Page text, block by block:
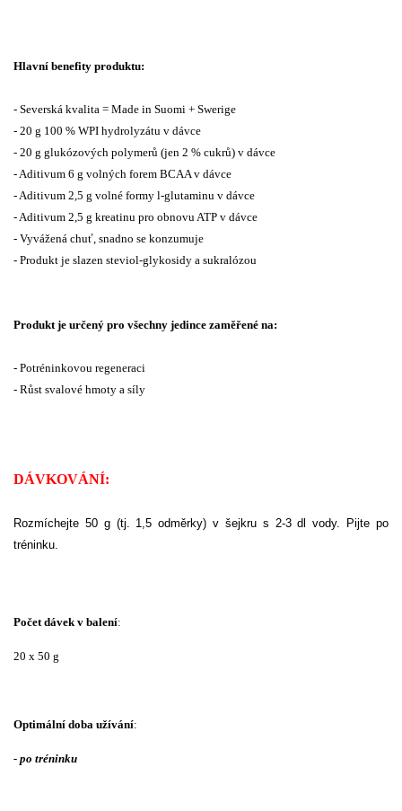
Hlavní benefity produktu:
- Severská kvalita = Made in Suomi + Swerige
- 20 g 100 % WPI hydrolyzátu v dávce
- 20 g glukózových polymerů (jen 2 % cukrů) v dávce
- Aditivum 6 g volných forem BCAA v dávce
- Aditivum 2,5 g volné formy l-glutaminu v dávce
- Aditivum 2,5 g kreatinu pro obnovu ATP v dávce
- Vyvážená chuť, snadno se konzumuje
- Produkt je slazen steviol-glykosidy a sukralózou
Produkt je určený pro všechny jedince zaměřené na:
- Potréninkovou regeneraci
- Růst svalové hmoty a síly
DÁVKOVÁNÍ:
Rozmíchejte 50 g (tj. 1,5 odměrky) v šejkru s 2-3 dl vody. Pijte po
tréninku.
Počet dávek v balení:
20 x 50 g
Optimální doba užívání:
- po tréninku